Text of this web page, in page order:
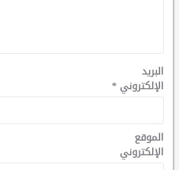
البريد
الإلكتروني *
الموقع
الإلكتروني